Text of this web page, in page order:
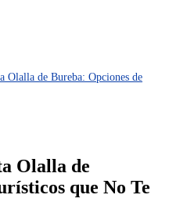
Olalla de Bureba: Opciones de
Olalla de
que No Te